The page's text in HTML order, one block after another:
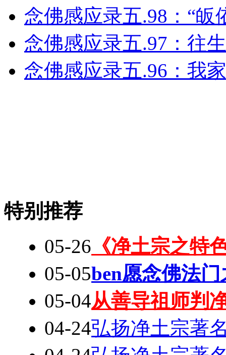
念佛感应录五.98：“皈
念佛感应录五.97：往
念佛感应录五.96：我
特别推荐
05-26 《净土宗之特
05-05ben愿念佛法
05-04从善导祖师判
04-24弘扬净土宗著